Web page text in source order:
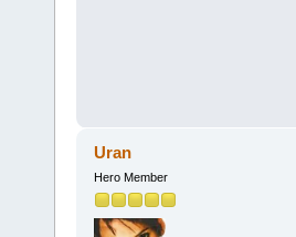
Uran
Hero Member